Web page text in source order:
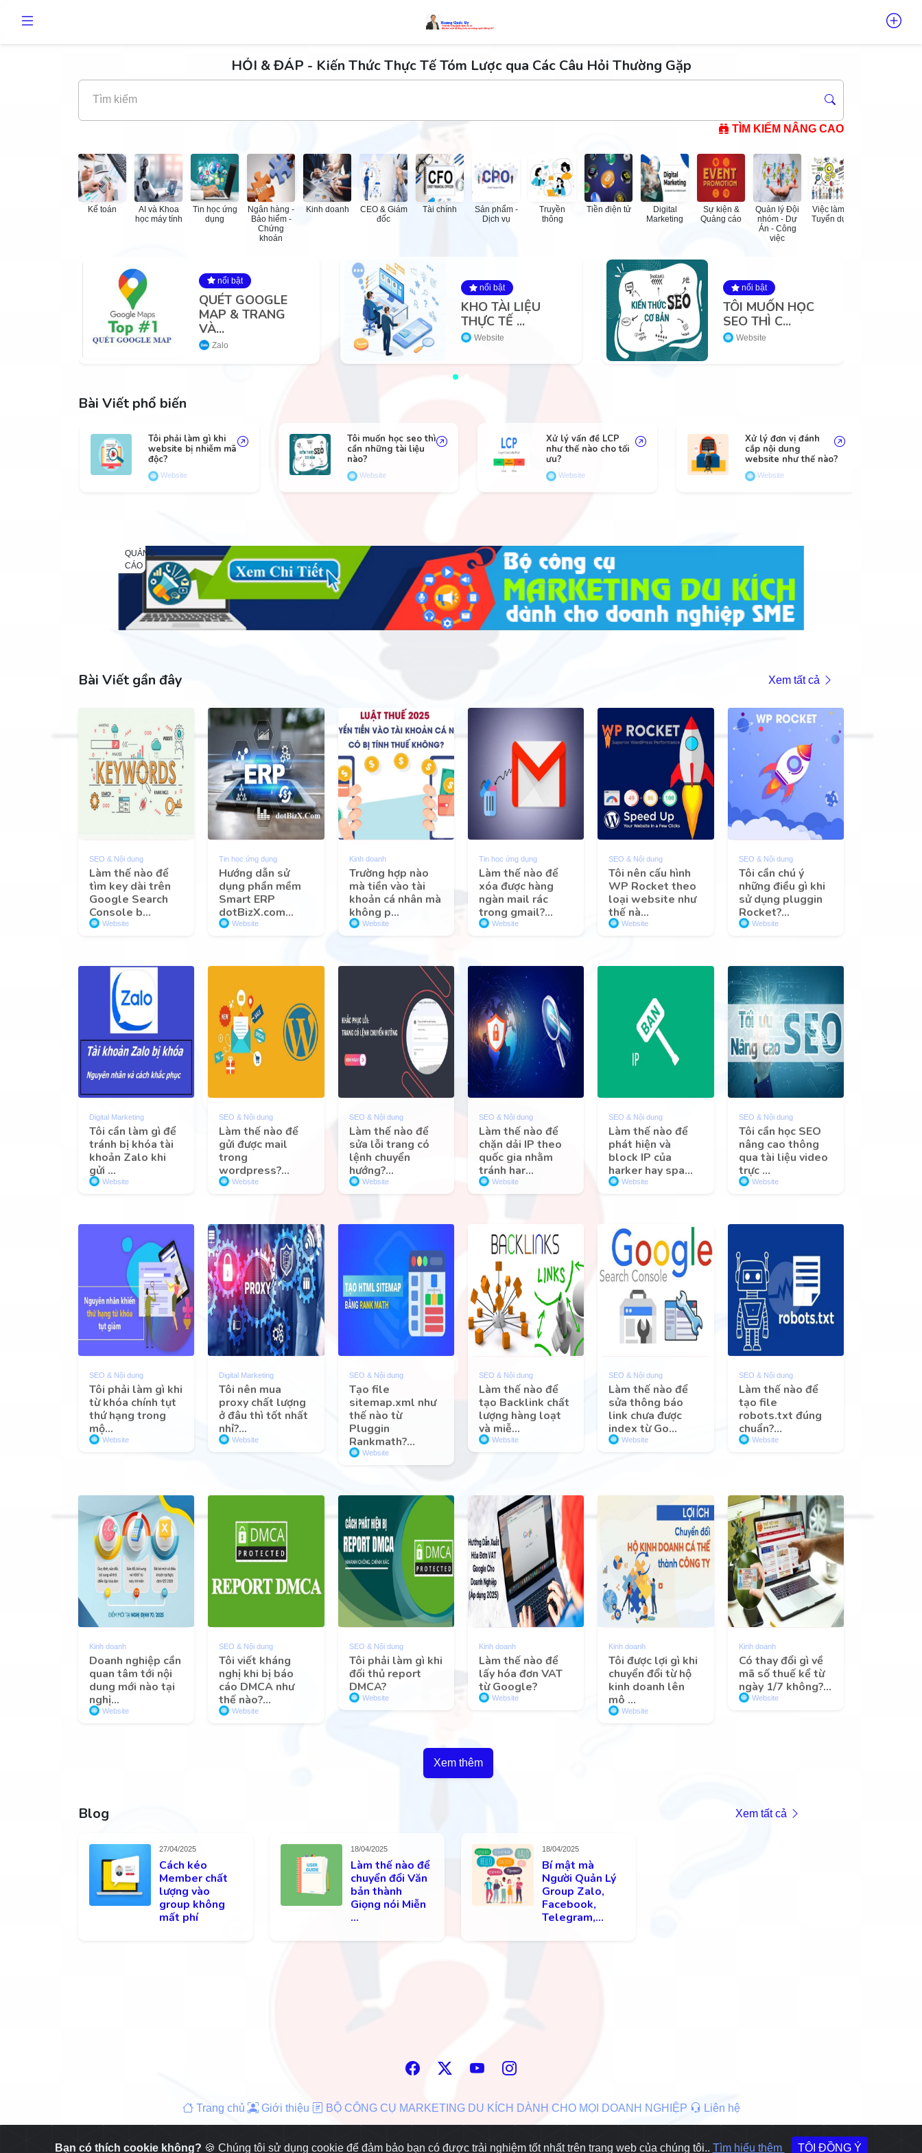
HỎI & ĐÁP - Kiến Thức Thực Tế Tóm Lược qua Các Câu Hỏi Thường Gặp
Tìm kiếm
TÌM KIẾM NÂNG CAO
Kế toán
AI và Khoa
học máy tính
Tin học ứng
dụng
Ngân hàng -
Bảo hiểm -
Chứng
khoán
Kinh doanh
CEO & Giám
đốc
Tài chính
Sản phẩm -
Dịch vụ
Truyền
thông
Tiền điện tử
Digital
Marketing
Sự kiện &
Quảng cáo
Quản lý Đội
nhóm - Dự
Án - Công
việc
Việc làm và
Tuyển dụng
nổi bật
QUÉT GOOGLE
MAP & TRANG
VÀ...
Zalo
nổi bật
KHO TÀI LIỆU
THỰC TẾ ...
Website
nổi bật
TÔI MUỐN HỌC
SEO THÌ C...
Website
Bài Viết phổ biến
Tôi phải làm gì khi
website bị nhiễm mã
độc?
Website
Tôi muốn học seo thì
cần những tài liệu
nào?
Website
Xử lý vấn đề LCP
như thế nào cho tối
ưu?
Website
Xử lý đơn vị đánh
cắp nội dung
website như thế nào?
Website
QUẢNG
CÁO
Bài Viết gần đây Xem tất cả
SEO & Nội dung
Làm thế nào để
tìm key dài trên
Google Search
Console b...
Website
Tin học ứng dụng
Hướng dẫn sử
dụng phần mềm
Smart ERP
dotBizX.com...
Website
Kinh doanh
Trường hợp nào
mà tiền vào tài
khoản cá nhân mà
không p...
Website
Tin học ứng dụng
Làm thế nào để
xóa được hàng
ngàn mail rác
trong gmail?...
Website
SEO & Nội dung
Tôi nên cấu hình
WP Rocket theo
loại website như
thế nà...
Website
SEO & Nội dung
Tôi cần chú ý
những điều gì khi
sử dụng pluggin
Rocket?...
Website
Digital Marketing
Tôi cần làm gì để
tránh bị khóa tài
khoản Zalo khi
gửi ...
Website
SEO & Nội dung
Làm thế nào để
gửi được mail
trong
wordpress?...
Website
SEO & Nội dung
Làm thế nào để
sửa lỗi trang có
lệnh chuyển
hướng?...
Website
SEO & Nội dung
Làm thế nào để
chặn dải IP theo
quốc gia nhằm
tránh har...
Website
SEO & Nội dung
Làm thế nào để
phát hiện và
block IP của
harker hay spa...
Website
SEO & Nội dung
Tôi cần học SEO
nâng cao thông
qua tài liệu video
trực ...
Website
SEO & Nội dung
Tôi phải làm gì khi
từ khóa chính tụt
thứ hạng trong
mộ...
Website
Digital Marketing
Tôi nên mua
proxy chất lượng
ở đâu thì tốt nhất
nhỉ?...
Website
SEO & Nội dung
Tạo file
sitemap.xml như
thế nào từ
Pluggin
Rankmath?...
Website
SEO & Nội dung
Làm thế nào để
tạo Backlink chất
lượng hàng loạt
và miễ...
Website
SEO & Nội dung
Làm thế nào để
sửa thông báo
link chưa được
index từ Go...
Website
SEO & Nội dung
Làm thế nào để
tạo file
robots.txt đúng
chuẩn?...
Website
Kinh doanh
Doanh nghiệp cần
quan tâm tới nội
dung mới nào tại
nghị...
Website
SEO & Nội dung
Tôi viết kháng
nghị khi bị báo
cáo DMCA như
thế nào?...
Website
SEO & Nội dung
Tôi phải làm gì khi
đối thủ report
DMCA?
Website
Kinh doanh
Làm thế nào để
lấy hóa đơn VAT
từ Google?
Website
Kinh doanh
Tôi được lợi gì khi
chuyển đổi từ hộ
kinh doanh lên
mô ...
Website
Kinh doanh
Có thay đổi gì về
mã số thuế kể từ
ngày 1/7 không?...
Website
Xem thêm
Blog Xem tất cả
27/04/2025
Cách kéo
Member chất
lượng vào
group không
mất phí
18/04/2025
Làm thế nào để
chuyển đổi Văn
bản thành
Giọng nói Miễn
...
18/04/2025
Bí mật mà
Người Quản Lý
Group Zalo,
Facebook,
Telegram,...
Trang chủ Giới thiệu BỘ CÔNG CỤ MARKETING DU KÍCH DÀNH CHO MỌI DOANH NGHIỆP Liên hệ
Bạn có thích cookie không? 🍪 Chúng tôi sử dụng cookie để đảm bảo bạn có được trải nghiệm tốt nhất trên trang web của chúng tôi.. Tìm hiểu thêm TÔI ĐỒNG Ý